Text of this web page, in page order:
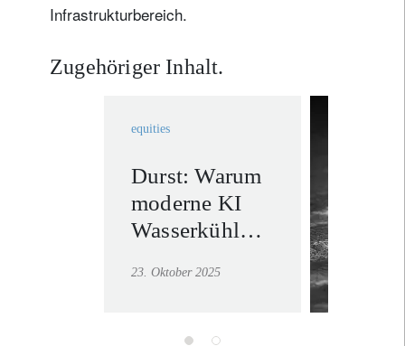
Infrastrukturbereich.
Zugehöriger Inhalt.
equities
Durst: Warum
moderne KI
Wasserkühlung
23. Oktober 2025